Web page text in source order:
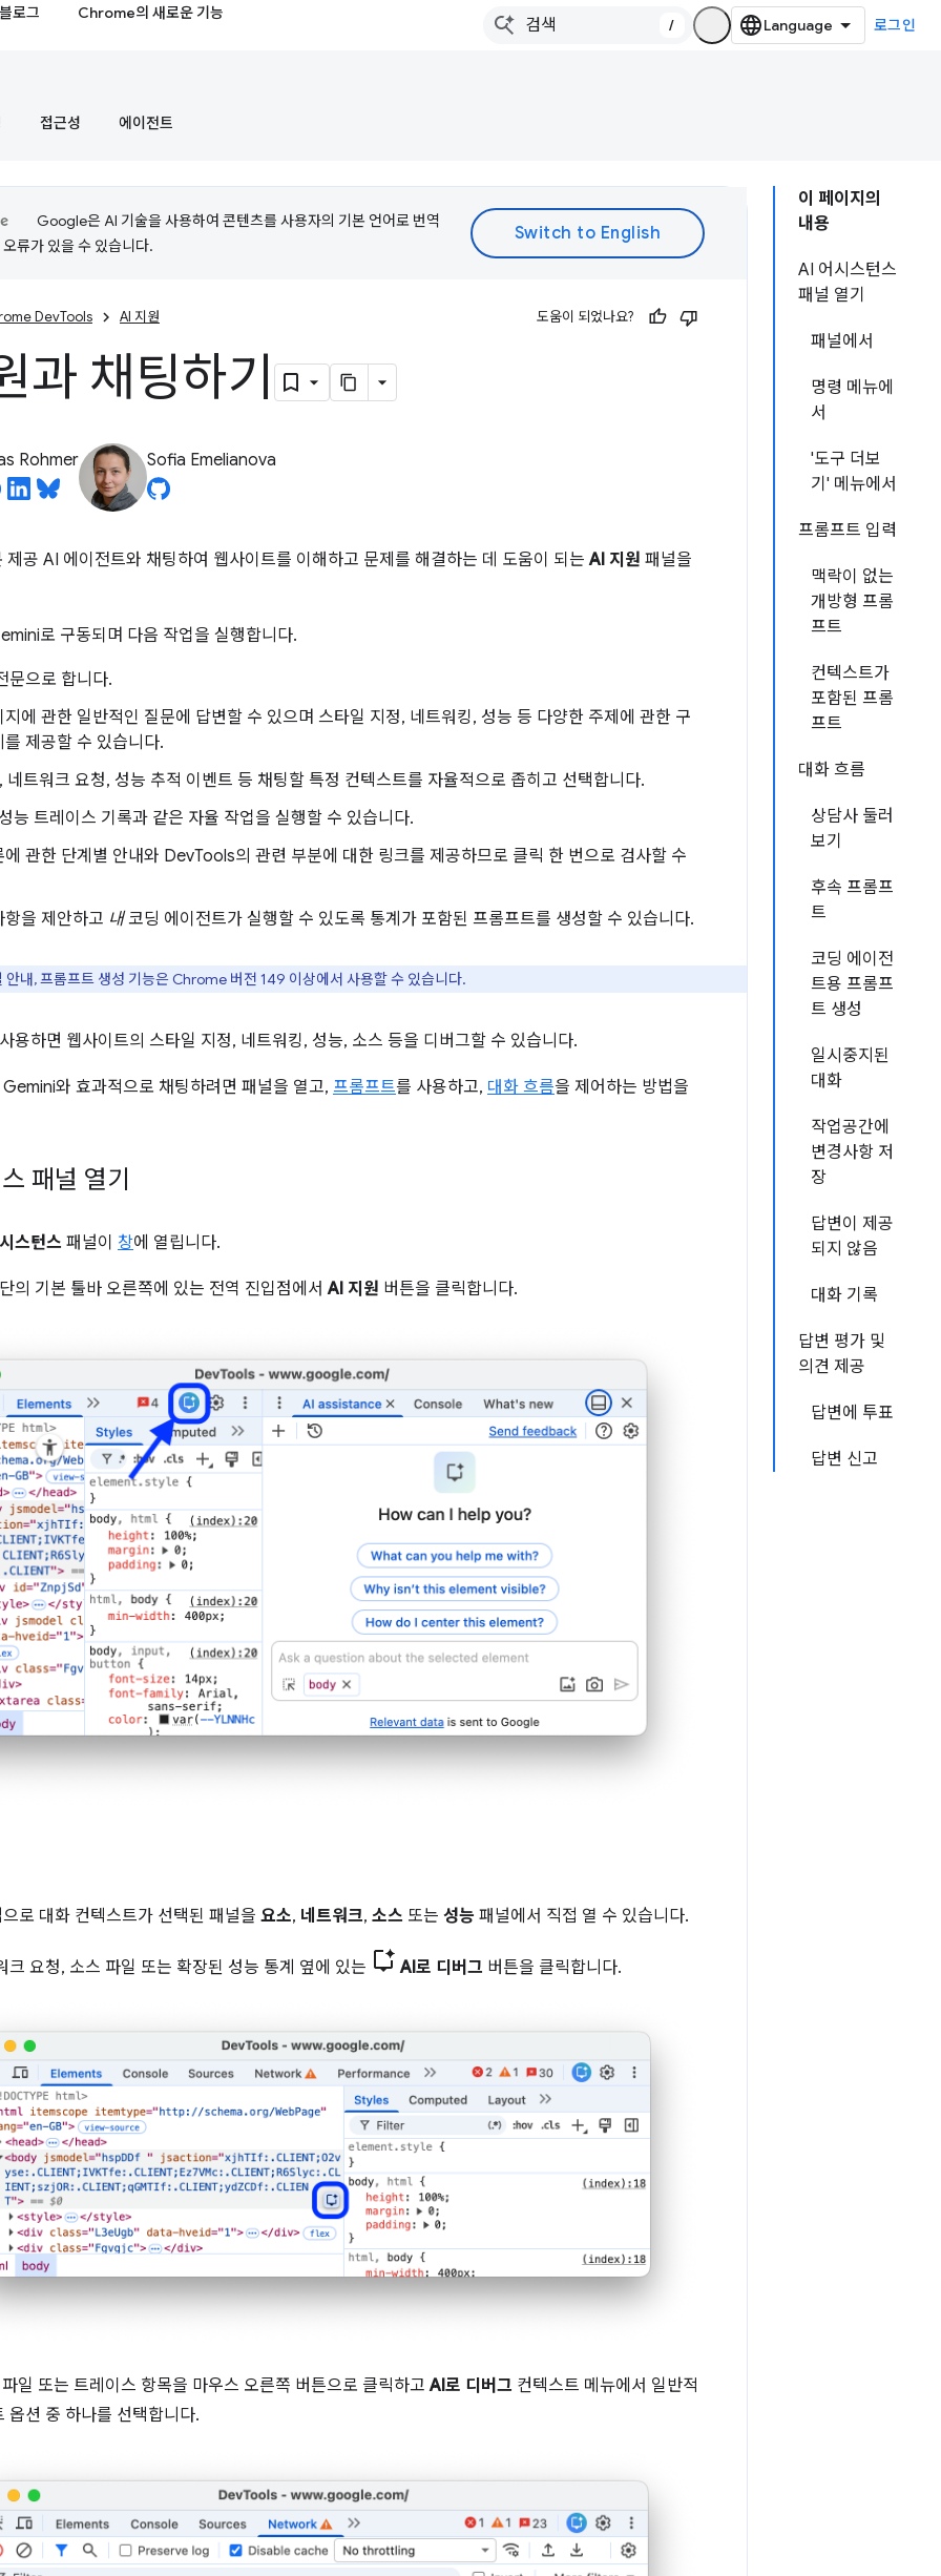
블로그 Chrome의 새로운 기능
/ 로그인
접근성 에이전트
이 페이지의
내용
AI 어시스턴스
패널 열기
패널에서
명령 메뉴에
서
'도구 더보
기' 메뉴에서
프롬프트 입력
맥락이 없는
개방형 프롬
프트
컨텍스트가
포함된 프롬
프트
대화 흐름
상담사 둘러
보기
후속 프롬프
트
코딩 에이전
트용 프롬프
트 생성
일시중지된
대화
작업공간에
변경사항 저
장
답변이 제공
되지 않음
대화 기록
답변 평가 및
의견 제공
답변에 투표
답변 신고
Google은 AI 기술을 사용하여 콘텐츠를 사용자의 기본 언어로 번역
류가 있을 수 있습니다.
DevTools AI 지원 도움이 되었나요?
과 채팅하기
Rohmer Sofia Emelianova
공 AI 에이전트와 채팅하여 웹사이트를 이해하고 문제를 해결하는 데 도움이 되는AI 지원 패널을
로 구동되며 다음 작업을 실행합니다.
문으로 합니다.
에 관한 일반적인 질문에 답변할 수 있으며 스타일 지정, 네트워킹, 성능 등 다양한 주제에 관한 구
제공할 수 있습니다.
트워크 요청, 성능 추적 이벤트 등 채팅할 특정 컨텍스트를 자율적으로 좁히고 선택합니다.
능 트레이스 기록과 같은 자율 작업을 실행할 수 있습니다.
에 관한 단계별 안내와 DevTools의 관련 부분에 대한 링크를 제공하므로 클릭 한 번으로 검사할 수
을 제안하고 내코딩 에이전트가 실행할 수 있도록 통계가 포함된 프롬프트를 생성할 수 있습니다.
안내, 프롬프트 생성 기능은 Chrome 버전 149 이상에서 사용할 수 있습니다.
용하면 웹사이트의 스타일 지정, 네트워킹, 성능, 소스 등을 디버그할 수 있습니다.
와 효과적으로 채팅하려면 패널을 열고, 프롬프트를 사용하고, 대화 흐름을 제어하는 방법을
패널 열기
스턴스 패널이 창에 열립니다.
의 기본 툴바 오른쪽에 있는 전역 진입점에서AI 지원 버튼을 클릭합니다.
로 대화 컨텍스트가 선택된 패널을 요소, 네트워크, 소스 또는 성능 패널에서 직접 열 수 있습니다.
크 요청, 소스 파일 또는 확장된 성능 통계 옆에 있는 AI로 디버그 버튼을 클릭합니다.
일 또는 트레이스 항목을 마우스 오른쪽 버튼으로 클릭하고AI로 디버그 컨텍스트 메뉴에서 일반적
옵션 중 하나를 선택합니다.